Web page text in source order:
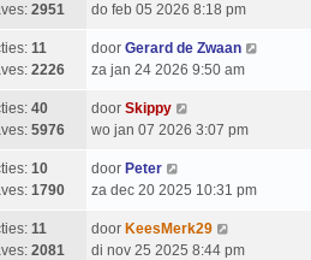
2951
do feb 05 2026 8:18 pm
11
2226
door Gerard de Zwaan
za jan 24 2026 9:50 am
40
5976
door Skippy
wo jan 07 2026 3:07 pm
10
1790
door Peter
za dec 20 2025 10:31 pm
11
2081
door KeesMerk29
di nov 25 2025 8:44 pm